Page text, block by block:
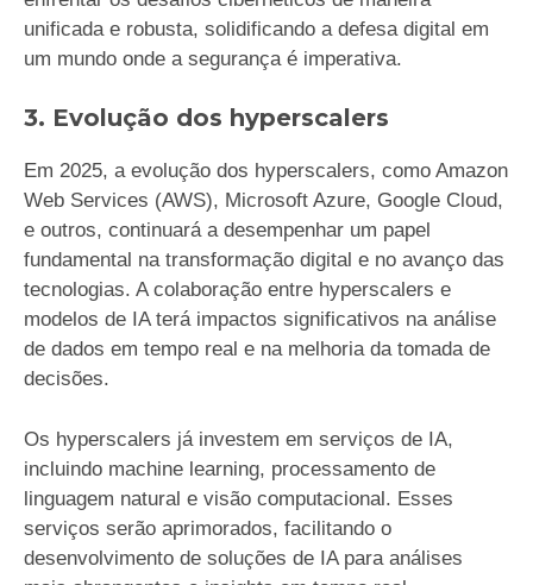
unificada e robusta, solidificando a defesa digital em
um mundo onde a segurança é imperativa.
3. Evolução dos hyperscalers
Em 2025, a evolução dos hyperscalers, como Amazon
Web Services (AWS), Microsoft Azure, Google Cloud,
e outros, continuará a desempenhar um papel
fundamental na transformação digital e no avanço das
tecnologias. A colaboração entre hyperscalers e
modelos de IA terá impactos significativos na análise
de dados em tempo real e na melhoria da tomada de
decisões.
Os hyperscalers já investem em serviços de IA,
incluindo machine learning, processamento de
linguagem natural e visão computacional. Esses
serviços serão aprimorados, facilitando o
desenvolvimento de soluções de IA para análises